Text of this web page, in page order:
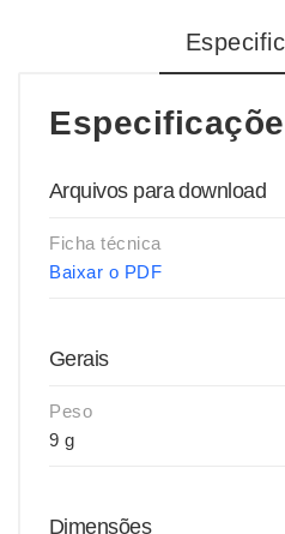
Arquivos para download
Ficha técnica
Baixar o PDF
Gerais
Peso
9 g
Dimensões